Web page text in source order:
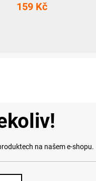
159 Kč
na našem e-shopu.